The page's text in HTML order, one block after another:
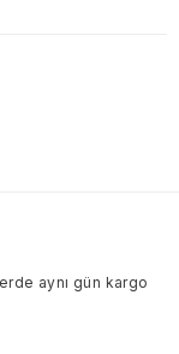
aynı gün kargo